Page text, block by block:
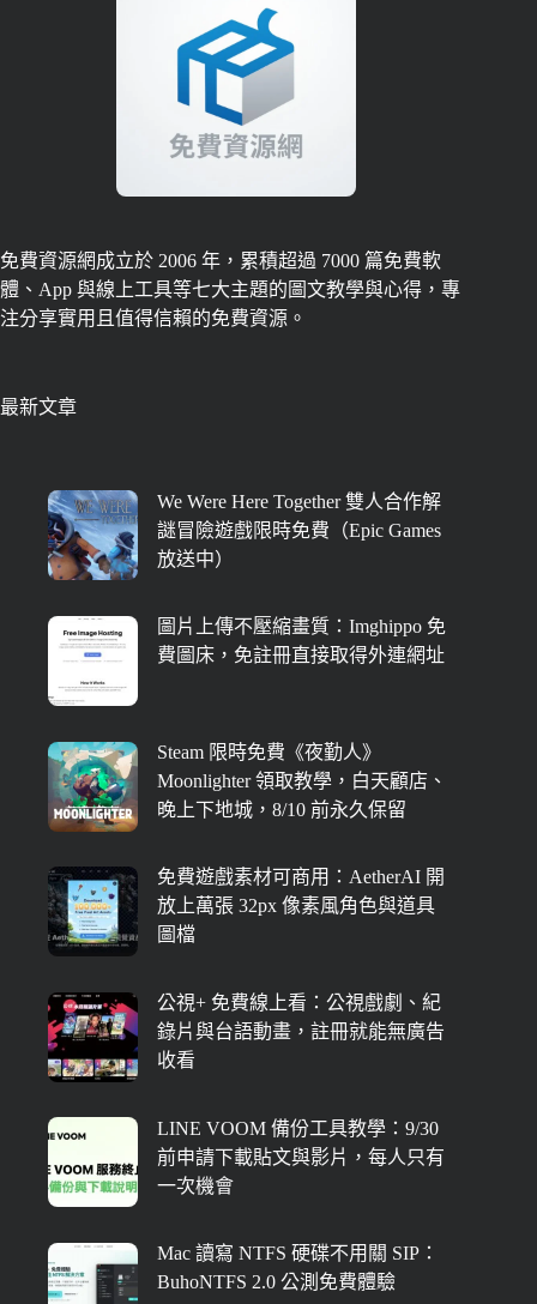
免費資源網成立於 2006 年，累積超過 7000 篇免費軟
體、App 與線上工具等七大主題的圖文教學與心得，專
注分享實用且值得信賴的免費資源。
最新文章
We Were Here Together 雙人合作解
謎冒險遊戲限時免費（Epic Games
放送中）
圖片上傳不壓縮畫質：Imghippo 免
費圖床，免註冊直接取得外連網址
Steam 限時免費《夜勤人》
Moonlighter 領取教學，白天顧店、
晚上下地城，8/10 前永久保留
免費遊戲素材可商用：AetherAI 開
放上萬張 32px 像素風角色與道具
圖檔
公視+ 免費線上看：公視戲劇、紀
錄片與台語動畫，註冊就能無廣告
收看
LINE VOOM 備份工具教學：9/30
前申請下載貼文與影片，每人只有
一次機會
Mac 讀寫 NTFS 硬碟不用關 SIP：
BuhoNTFS 2.0 公測免費體驗